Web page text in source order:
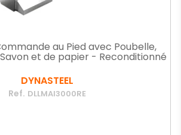
au Pied avec Poubelle,
et de papier - Reconditionné
DYNASTEEL
Ref. DLLMAI3000RE